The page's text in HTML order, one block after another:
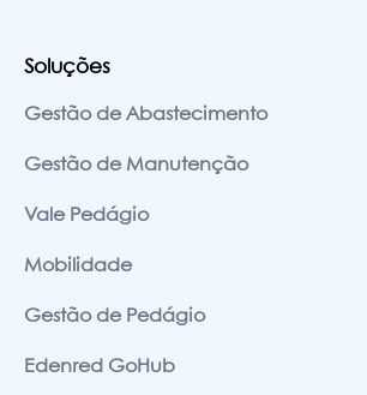
Soluções
Gestão de Abastecimento
Gestão de Manutenção
Vale Pedágio
Mobilidade
Gestão de Pedágio
Edenred GoHub